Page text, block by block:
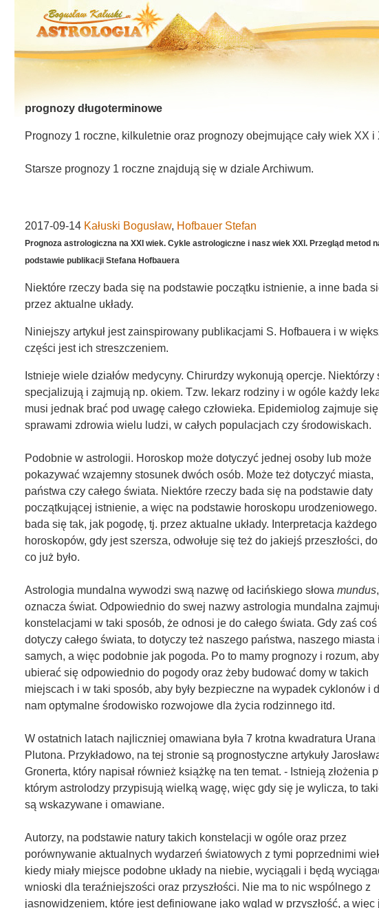
prognozy długoterminowe
Prognozy 1 roczne, kilkuletnie oraz prognozy obejmujące cały wiek XX i
Starsze prognozy 1 roczne znajdują się w dziale Archiwum.
2017-09-14 Kałuski Bogusław, Hofbauer Stefan
Prognoza astrologiczna na XXI wiek. Cykle astrologiczne i nasz wiek XXI. Przegląd metod
podstawie publikacji Stefana Hofbauera
Niektóre rzeczy bada się na podstawie początku istnienie, a inne bada
przez aktualne układy.
Niniejszy artykuł jest zainspirowany publikacjami S. Hofbauera i w
części jest ich streszczeniem.
Istnieje wiele działów medycyny. Chirurdzy wykonują opercje. Niektórzy
specjalizują i zajmują np. okiem. Tzw. lekarz rodziny i w ogóle każdy
musi jednak brać pod uwagę całego człowieka. Epidemiolog zajmuje się
sprawami zdrowia wielu ludzi, w całych populacjach czy środowiskach.
Podobnie w astrologii. Horoskop może dotyczyć jednej osoby lub może
pokazywać wzajemny stosunek dwóch osób. Może też dotyczyć miasta,
państwa czy całego świata. Niektóre rzeczy bada się na podstawie daty
początkującej istnienie, a więc na podstawie horoskopu urodzeniowego.
bada się tak, jak pogodę, tj. przez aktualne układy. Interpretacja każdego
horoskopów, gdy jest szersza, odwołuje się też do jakiejś przeszłości,
co już było.
Astrologia mundalna wywodzi swą nazwę od łacińskiego słowa mundus
oznacza świat. Odpowiednio do swej nazwy astrologia mundalna
konstelacjami w taki sposób, że odnosi je do całego świata. Gdy zaś coś
dotyczy całego świata, to dotyczy też naszego państwa, naszego miasta
samych, a więc podobnie jak pogoda. Po to mamy prognozy i rozum, aby
ubierać się odpowiednio do pogody oraz żeby budować domy w takich
miejscach i w taki sposób, aby były bezpieczne na wypadek cyklonów i
nam optymalne środowisko rozwojowe dla życia rodzinnego itd.
W ostatnich latach najliczniej omawiana była 7 krotna kwadratura Urana
Plutona. Przykładowo, na tej stronie są prognostyczne artykuły
Gronerta, który napisał również książkę na ten temat. - Istnieją złożenia
którym astrolodzy przypisują wielką wagę, więc gdy się je wylicza, to
są wskazywane i omawiane.
Autorzy, na podstawie natury takich konstelacji w ogóle oraz przez
porównywanie aktualnych wydarzeń światowych z tymi poprzednimi
kiedy miały miejsce podobne układy na niebie, wyciągali i będą
wnioski dla teraźniejszości oraz przyszłości. Nie ma to nic wspólnego z
jasnowidzeniem, które jest definiowane jako wgląd w przyszłość, a więc